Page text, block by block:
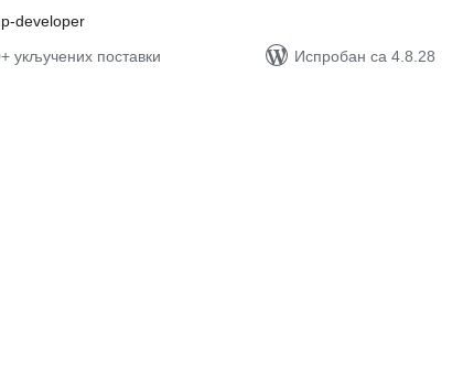
developer
укључених поставки
Испробан са 4.8.28